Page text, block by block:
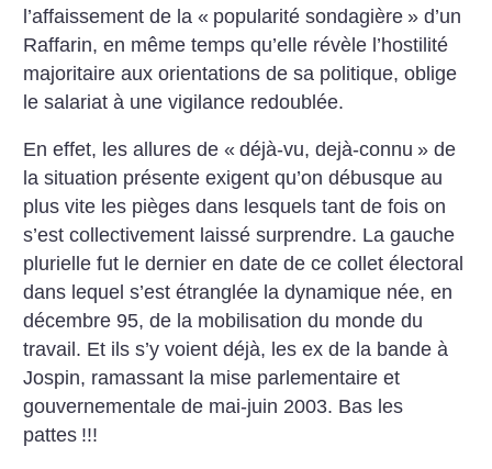
l’affaissement de la « popularité sondagière » d’un
Raffarin, en même temps qu’elle révèle l’hostilité
majoritaire aux orientations de sa politique, oblige
le salariat à une vigilance redoublée.
En effet, les allures de « déjà-vu, dejà-connu » de
la situation présente exigent qu’on débusque au
plus vite les pièges dans lesquels tant de fois on
s’est collectivement laissé surprendre. La gauche
plurielle fut le dernier en date de ce collet électoral
dans lequel s’est étranglée la dynamique née, en
décembre 95, de la mobilisation du monde du
travail. Et ils s’y voient déjà, les ex de la bande à
Jospin, ramassant la mise parlementaire et
gouvernementale de mai-juin 2003. Bas les
pattes !!!